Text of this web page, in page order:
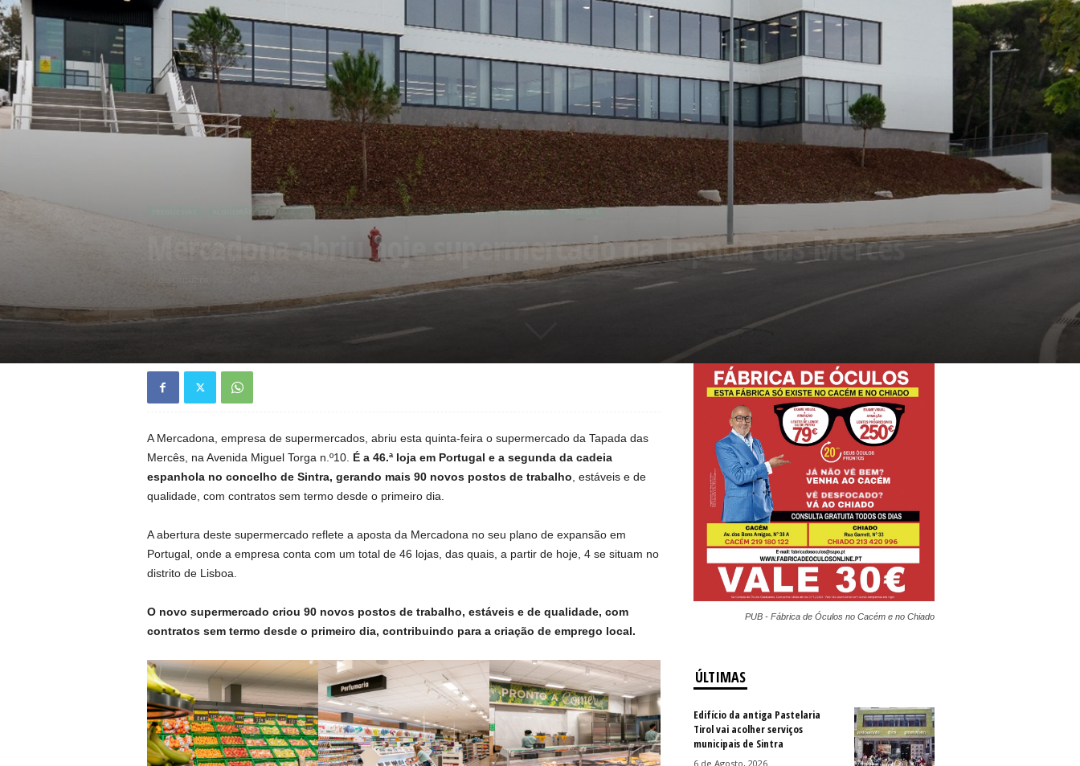
ALGUEIRÃO-MEM MARTINS COMÉRCIO LOCAL DESTAQUE SINTRA EMPRESAS PÁGINA 1
Mercadona abriu hoje supermercado na Tapada das Mercês
A Mercadona, empresa de supermercados, abriu esta quinta-feira o supermercado da Tapada das
Mercês, na Avenida Miguel Torga n.º10. É a 46.ª loja em Portugal e a segunda da cadeia
espanhola no concelho de Sintra, gerando mais 90 novos postos de trabalho , estáveis e de
qualidade, com contratos sem termo desde o primeiro dia.
A abertura deste supermercado reflete a aposta da Mercadona no seu plano de expansão em
Portugal, onde a empresa conta com um total de 46 lojas, das quais, a partir de hoje, 4 se situam no
distrito de Lisboa.
O novo supermercado criou 90 novos postos de trabalho, estáveis e de qualidade, com
contratos sem termo desde o primeiro dia, contribuindo para a criação de emprego local.
PUB - Fábrica de Óculos no Cacém e no Chiado
ÚLTIMAS
Edifício da antiga Pastelaria
Tirol vai acolher serviços
municipais de Sintra
6 de Agosto, 2026